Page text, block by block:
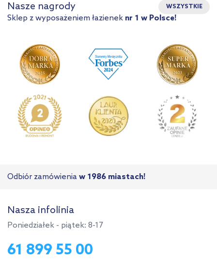
Nasze nagrody WSZYSTKIE
Sklep z wyposażeniem łazienek nr 1 w Polsce!
Odbiór zamówienia w 1986 miastach!
Nasza infolinia
Poniedziałek - piątek: 8-17
61 899 55 00